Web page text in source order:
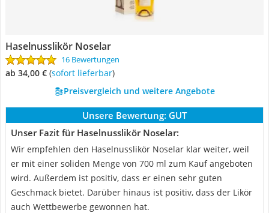
Haselnusslikör Noselar
16 Bewertungen
ab 34,00 € ( Sofort lieferbar)
Preisvergleich und weitere Angebote
Unsere Bewertung: GUT
Unser Fazit für Haselnusslikör Noselar:
Wir empfehlen den Haselnusslikör Noselar klar weiter, weil
er mit einer soliden Menge von 700 ml zum Kauf angeboten
wird. Außerdem ist positiv, dass er einen sehr guten
Geschmack bietet. Darüber hinaus ist positiv, dass der Likör
auch Wettbewerbe gewonnen hat.